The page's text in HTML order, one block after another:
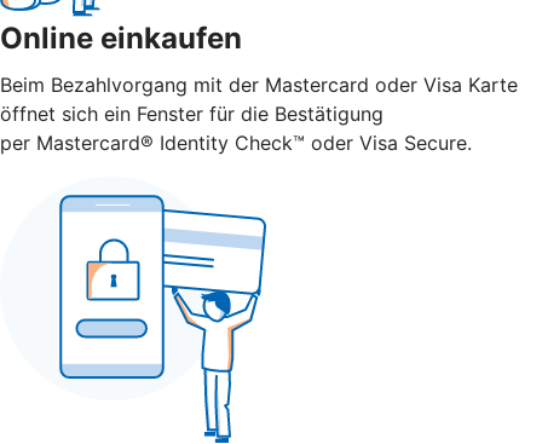
Online einkaufen
Beim Bezahlvorgang mit der Mastercard oder Visa Karte
öffnet sich ein Fenster für die Bestätigung
per Mastercard® Identity Check™ oder Visa Secure.